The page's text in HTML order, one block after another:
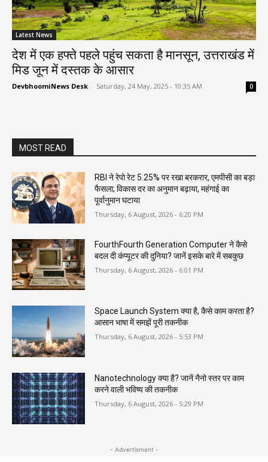
Latest News
देश में एक हफ्ते पहले पहुंच सकता है मानसून, उत्तराखंड में
मिड जून में दस्तक के आसार
DevbhoomiNews Desk - Saturday, 24 May, 2025 - 10:35 AM 0
MOST READ
RBI ने रेपो रेट 5.25% पर रखा बरकरार, एमपीसी का बड़ा
फैसला; विकास दर का अनुमान बढ़ाया, महंगाई का
पूर्वानुमान घटाया
Thursday, 6 August, 2026 - 6:20 PM
FourthFourth Generation Computer ने कैसे
बदल दी कंप्यूटर की दुनिया? जानें इसके बारे में सबकुछ
Thursday, 6 August, 2026 - 6:01 PM
Space Launch System क्या है, कैसे काम करता है?
आसान भाषा में समझें पूरी तकनीक
Thursday, 6 August, 2026 - 5:53 PM
Nanotechnology क्या है? जानें नैनो स्तर पर काम
करने वाली भविष्य की तकनीक
Thursday, 6 August, 2026 - 5:29 PM
- Advertisment -